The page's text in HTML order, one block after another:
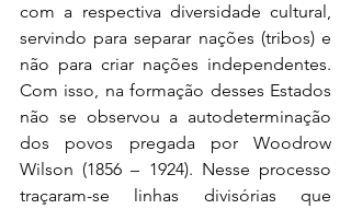
com a respectiva diversidade cultural,
servindo para separar nações (tribos) e
não para criar nações independentes.
Com isso, na formação desses Estados
não se observou a autodeterminação
dos povos pregada por Woodrow
Wilson (1856 – 1924). Nesse processo
traçaram-se linhas divisórias que